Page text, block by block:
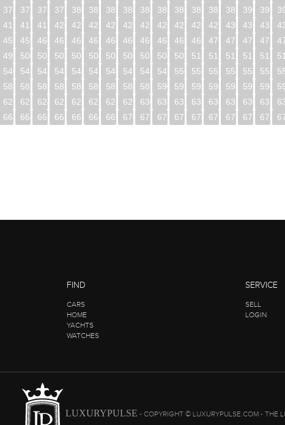
376 377 378 379 380 381 382 383 384 385 386 387 388 389 390 391
417 418 419 420 421 422 423 424 425 426 427 428 429 430 431 432
458 459 460 461 462 463 464 465 466 467 468 469 470 471 472 473
499 500 501 502 503 504 505 506 507 508 509 510 511 512 513 514
540 541 542 543 544 545 546 547 548 549 550 551 552 553 554 555
581 582 583 584 585 586 587 588 589 590 591 592 593 594 595 596
622 623 624 625 626 627 628 629 630 631 632 633 634 635 636 637
663 664 665 666 667 668 669 670 671 672 673 674 675 676 677 678
FIND
CARS
HOME
YACHTS
WATCHES
SERVICE
SELL
LOGIN
LUXURYPULSE - COPYRIGHT © LUXURYPULSE.COM - THE